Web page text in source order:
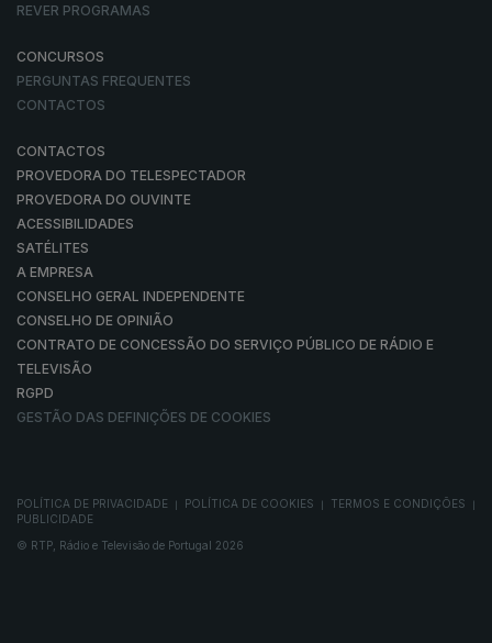
REVER PROGRAMAS
CONCURSOS
PERGUNTAS FREQUENTES
CONTACTOS
CONTACTOS
PROVEDORA DO TELESPECTADOR
PROVEDORA DO OUVINTE
ACESSIBILIDADES
SATÉLITES
A EMPRESA
CONSELHO GERAL INDEPENDENTE
CONSELHO DE OPINIÃO
CONTRATO DE CONCESSÃO DO SERVIÇO PÚBLICO DE RÁDIO E
TELEVISÃO
RGPD
GESTÃO DAS DEFINIÇÕES DE COOKIES
POLÍTICA DE PRIVACIDADE POLÍTICA DE COOKIES TERMOS E CONDIÇÕES
PUBLICIDADE
© RTP, Rádio e Televisão de Portugal 2026